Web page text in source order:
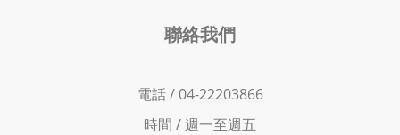
聯絡我們
電話 / 04-22203866
時間 /週一至週五